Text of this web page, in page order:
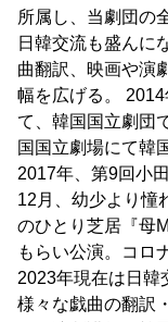
所属し、当劇団の
日韓交流も盛んに
曲翻訳、映画や演
幅を広げる。
て、韓国国立劇団
国国立劇場にて韓
2017年、第9回小
12月、幼少より憧
のひとり芝居『母
もらい公演。コロ
2023年現在は日韓
様々な戯曲の翻訳